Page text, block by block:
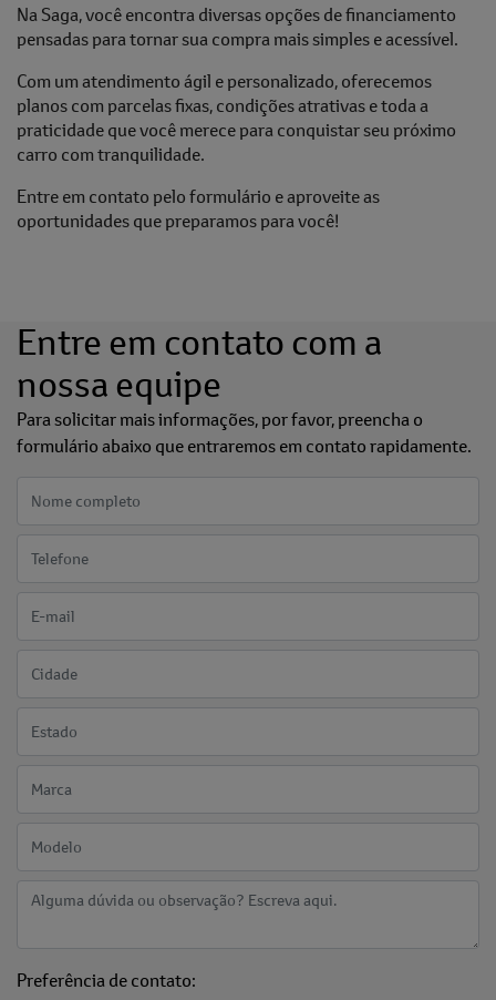
Na Saga, você encontra diversas opções de financiamento
pensadas para tornar sua compra mais simples e acessível.
Com um atendimento ágil e personalizado, oferecemos
planos com parcelas fixas, condições atrativas e toda a
praticidade que você merece para conquistar seu próximo
carro com tranquilidade.
Entre em contato pelo formulário e aproveite as
oportunidades que preparamos para você!
Entre em contato com a
nossa equipe
Para solicitar mais informações, por favor, preencha o
formulário abaixo que entraremos em contato rapidamente.
Preferência de contato: